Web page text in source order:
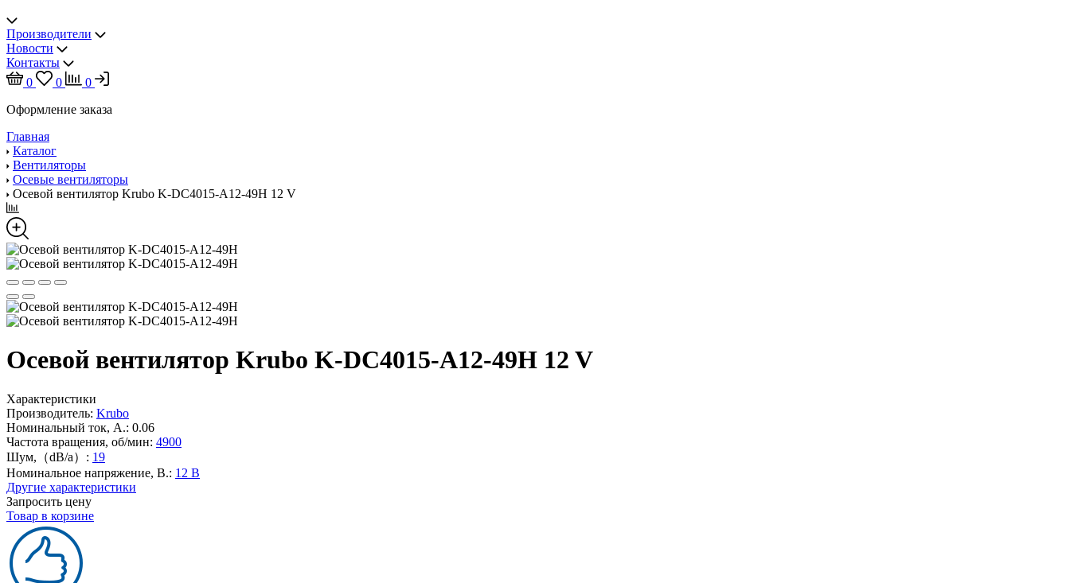
Производители
Новости
Контакты
0
0
0
Оформление заказа
Главная
Каталог
Вентиляторы
Осевые вентиляторы
Осевой вентилятор Krubo K-DC4015-A12-49H 12 V
Осевой вентилятор Krubo K-DC4015-A12-49H 12 V
Характеристики
Производитель: Krubo
Номинальный ток, А.: 0.06
Частота вращения, об/мин: 4900
Шум,（dB/a）: 19
Номинальное напряжение, В.: 12 В
Другие характеристики
Запросить цену
Товар в корзине